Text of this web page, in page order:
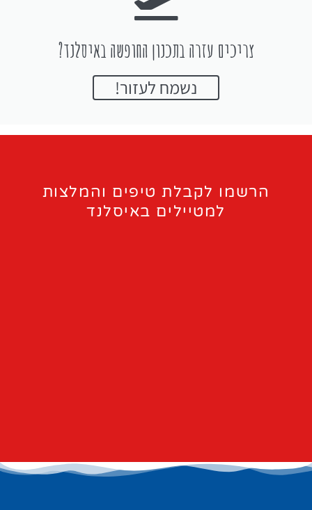
צריכים עזרה בתכנון החופשה באיסלנד?
נשמח לעזור!
הרשמו לקבלת טיפים והמלצות
למטיילים באיסלנד